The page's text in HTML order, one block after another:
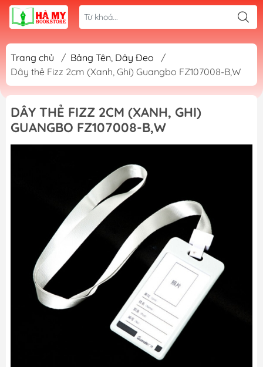
Trang chủ / Bảng Tên, Dây Đeo
/
Dây thẻ Fizz 2cm (Xanh, Ghi) Guangbo FZ107008-B,W
DÂY THẺ FIZZ 2CM (XANH, GHI)
GUANGBO FZ107008-B,W